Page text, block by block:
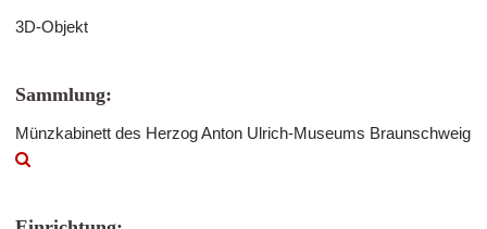
3D-Objekt
Sammlung:
Münzkabinett des Herzog Anton Ulrich-Museums Braunschweig